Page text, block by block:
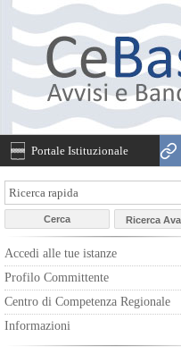
Portale Istituzionale
Accedi alle tue istanze
Profilo Committente
Centro di Competenza Regionale
Informazioni